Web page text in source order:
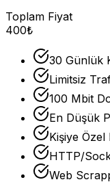
Toplam Fiyat
400₺
30 Günlük
Limitsiz
100 Mbit
En Düşük
Kişiye Özel
HTTP/
Web